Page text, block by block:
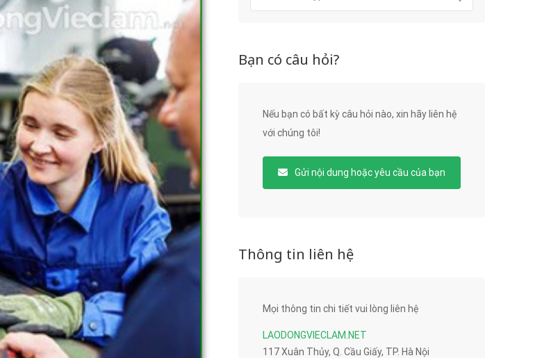
Bạn có câu hỏi?
Nếu bạn có bất kỳ câu hỏi nào, xin hãy liên hệ
với chúng tôi!
Gửi nội dung hoặc yêu cầu của bạn
Thông tin liên hệ
Mọi thông tin chi tiết vui lòng liên hệ
LAODONGVIECLAM.NET
117 Xuân Thủy, Q. Cầu Giấy, TP. Hà Nội